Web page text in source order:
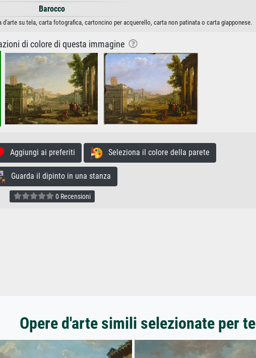
Barocco
d'arte su tela, carta fotografica, cartoncino per acquerello, carta non patinata o carta giapponese.
di colore di questa immagine
Aggiungi ai preferiti Seleziona il colore della parete
Guarda il dipinto in una stanza
0 Recensioni
Opere d'arte simili selezionate per te